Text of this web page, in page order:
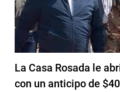
La Casa Rosada le
con un anticipo de